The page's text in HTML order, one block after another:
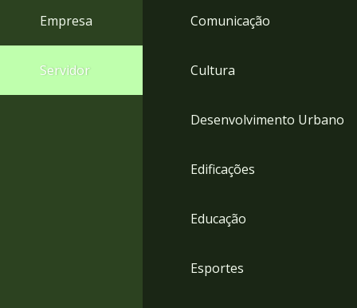
menu
para
Empresa
Servidor
Comunicação
Cultura
Desenvolvimento Urbano
Edificações
Educação
Esportes